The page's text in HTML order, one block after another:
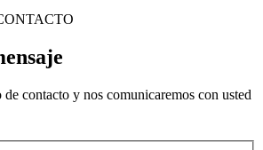
contacto y nos comunicaremos con usted